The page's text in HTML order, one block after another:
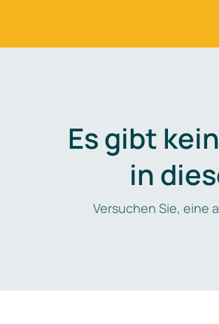
Es gibt
in
Versuchen Sie, eine